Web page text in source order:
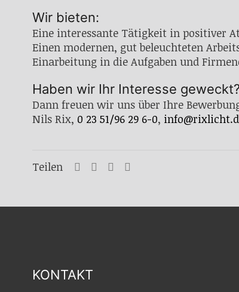
Wir bieten:
Eine interessante Tätigkeit in positiver
Einen modernen, gut beleuchteten
Einarbeitung in die Aufgaben und
Haben wir Ihr Interesse geweckt?
Dann freuen wir uns über Ihre
Nils Rix, 0 23 51/96 29 6-0,
Teilen
KONTAKT